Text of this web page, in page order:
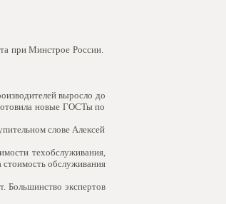
при Минстрое России.
выросло до
новые ГОСТы по
слове Алексей
техобслуживания,
стоимость обслуживания
Большинство экспертов